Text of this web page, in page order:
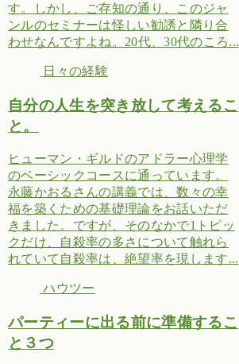
す。しかし、ご存知の通り、このジャ
ンルのセミナーは怪しい勧誘と隣り合
わせなんですよね。20代、30代のころ...
日々の経験
自分の人生を突き放して考えるこ
と。
ヒューマン・ギルドのアドラー心理学
のベーシックコースに通っています。
永藤かおるさんの講義では、数々の幸
福を築くための基礎理論をお話いただ
きました。ですが、そのなかで1トピッ
クだけ、自殺率の多さについて触れら
れていて自殺率は、絶望率を現します...
ハウツー
パーティーに出る前に準備するこ
と３つ